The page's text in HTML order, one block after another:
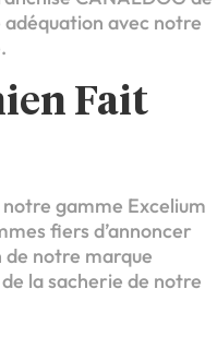
avec notre
Fait
gamme Excelium
fiers d’annoncer
de notre marque
la sacherie de notre